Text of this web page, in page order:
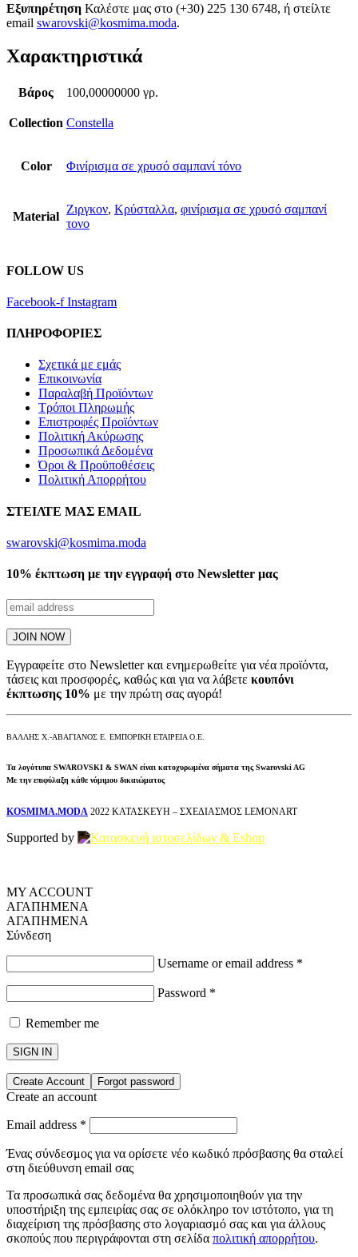
Εξυπηρέτηση Καλέστε μας στο (+30) 225 130 6748, ή στείλτε
email swarovski@kosmima.moda.
Χαρακτηριστικά
Βάρος 100,00000000 γρ.
Collection Constella
Color Φινίρισμα σε χρυσό σαμπανί τόνο
Material
Ζιργκον, Κρύσταλλα, φινίρισμα σε χρυσό σαμπανί
τονο
FOLLOW US
Facebook-f Instagram
ΠΛΗΡΟΦΟΡΙΕΣ
Σχετικά με εμάς
Επικοινωνία
Παραλαβή Προϊόντων
Τρόποι Πληρωμής
Επιστροφές Προϊόντων
Πολιτική Ακύρωσης
Προσωπικά Δεδομένα
Όροι & Προϋποθέσεις
Πολιτική Απορρήτου
ΣΤΕΙΛΤΕ ΜΑΣ EMAIL
swarovski@kosmima.moda
10% έκπτωση με την εγγραφή στο Newsletter μας
Εγγραφείτε στο Newsletter και ενημερωθείτε για νέα προϊόντα,
τάσεις και προσφορές, καθώς και για να λάβετε κουπόνι
έκπτωσης 10% με την πρώτη σας αγορά!
ΒΑΛΛΗΣ Χ.-ΑΒΑΓΙΑΝΟΣ Ε. ΕΜΠΟΡΙΚΗ ΕΤΑΙΡΕΙΑ Ο.Ε.
Τα λογότυπα SWAROVSKI & SWAN είναι κατοχυρωμένα σήματα της Swarovski AG
Με την επιφύλαξη κάθε νόμιμου δικαιώματος
KOSMIMA.MODA 2022 ΚΑΤΑΣΚΕΥΗ – ΣΧΕΔΙΑΣΜΟΣ LEMONART
Supported by
MY ACCOUNT
ΑΓΑΠΗΜΕΝΑ
ΑΓΑΠΗΜΕΝΑ
Σύνδεση
Username or email address *
Password *
Remember me
SIGN IN
Create Account Forgot password
Create an account
Email address *
Ένας σύνδεσμος για να ορίσετε νέο κωδικό πρόσβασης θα σταλεί
στη διεύθυνση email σας
Τα προσωπικά σας δεδομένα θα χρησιμοποιηθούν για την
υποστήριξη της εμπειρίας σας σε ολόκληρο τον ιστότοπο, για τη
διαχείριση της πρόσβασης στο λογαριασμό σας και για άλλους
σκοπούς που περιγράφονται στη σελίδα πολιτική απορρήτου.